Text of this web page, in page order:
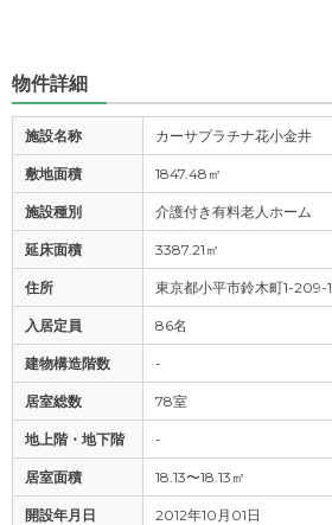
物件詳細
施設名称 カーサプラチナ花小金井
敷地面積 1847.48㎡
施設種別 介護付き有料老人ホーム
延床面積 3387.21㎡
住所 東京都小平市鈴木町1-209-1
入居定員 86名
建物構造階数 -
居室総数 78室
地上階・地下階 -
居室面積 18.13〜18.13㎡
開設年月日 2012年10月01日